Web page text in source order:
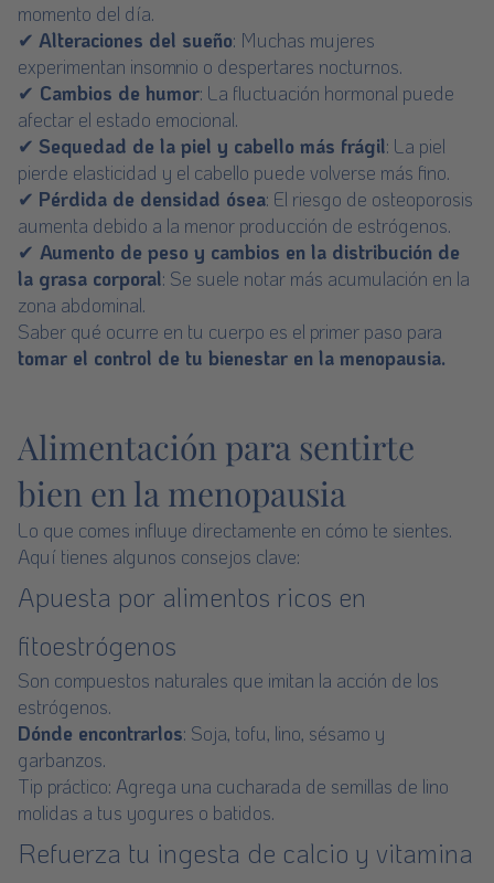
momento del día.
✔ Alteraciones del sueño: Muchas mujeres
experimentan insomnio o despertares nocturnos.
✔ Cambios de humor: La fluctuación hormonal puede
afectar el estado emocional.
✔ Sequedad de la piel y cabello más frágil: La piel
pierde elasticidad y el cabello puede volverse más fino.
✔ Pérdida de densidad ósea: El riesgo de osteoporosis
aumenta debido a la menor producción de estrógenos.
✔ Aumento de peso y cambios en la distribución de
la grasa corporal: Se suele notar más acumulación en la
zona abdominal.
Saber qué ocurre en tu cuerpo es el primer paso para
tomar el control de tu bienestar en la menopausia.
Alimentación para sentirte
bien en la menopausia
Lo que comes influye directamente en cómo te sientes.
Aquí tienes algunos consejos clave:
Apuesta por alimentos ricos en
fitoestrógenos
Son compuestos naturales que imitan la acción de los
estrógenos.
Dónde encontrarlos: Soja, tofu, lino, sésamo y
garbanzos.
Tip práctico: Agrega una cucharada de semillas de lino
molidas a tus yogures o batidos.
Refuerza tu ingesta de calcio y vitamina